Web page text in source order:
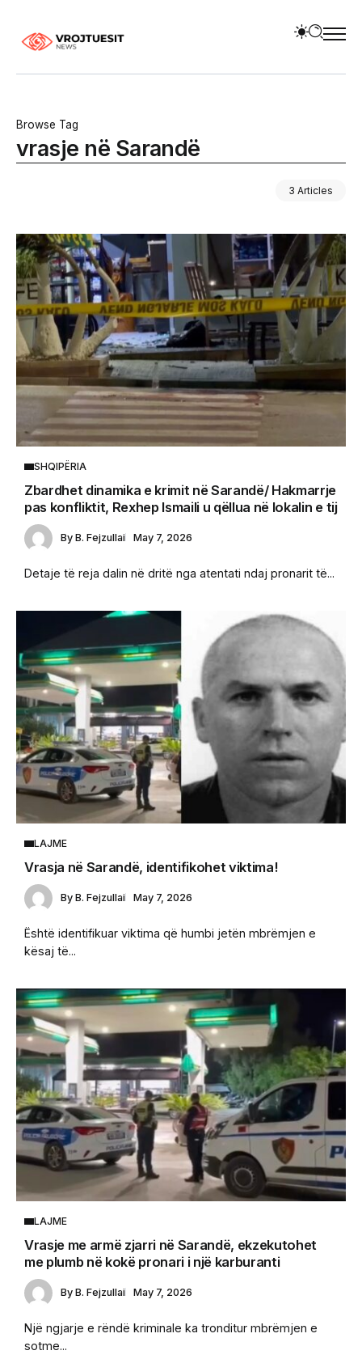
Browse Tag
vrasje në Sarandë
3 Articles
SHQIPËRIA
Zbardhet dinamika e krimit në Sarandë/ Hakmarrje
pas konfliktit, Rexhep Ismaili u qëllua në lokalin e tij
By B. Fejzullai May 7, 2026
Detaje të reja dalin në dritë nga atentati ndaj pronarit të...
LAJME
Vrasja në Sarandë, identifikohet viktima!
By B. Fejzullai May 7, 2026
Është identifikuar viktima që humbi jetën mbrëmjen e
kësaj të...
LAJME
Vrasje me armë zjarri në Sarandë, ekzekutohet
me plumb në kokë pronari i një karburanti
By B. Fejzullai May 7, 2026
Një ngjarje e rëndë kriminale ka tronditur mbrëmjen e
sotme...